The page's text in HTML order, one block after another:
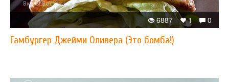
0
1
6887
Гамбургер Джейми Оливера (Это бомба!)